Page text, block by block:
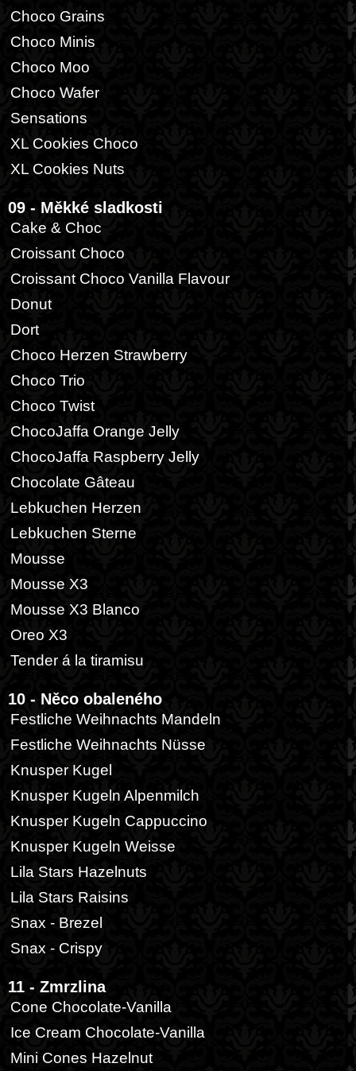
Choco Grains
Choco Minis
Choco Moo
Choco Wafer
Sensations
XL Cookies Choco
XL Cookies Nuts
09 - Měkké sladkosti
Cake & Choc
Croissant Choco
Croissant Choco Vanilla Flavour
Donut
Dort
Choco Herzen Strawberry
Choco Trio
Choco Twist
ChocoJaffa Orange Jelly
ChocoJaffa Raspberry Jelly
Chocolate Gâteau
Lebkuchen Herzen
Lebkuchen Sterne
Mousse
Mousse X3
Mousse X3 Blanco
Oreo X3
Tender á la tiramisu
10 - Něco obaleného
Festliche Weihnachts Mandeln
Festliche Weihnachts Nüsse
Knusper Kugel
Knusper Kugeln Alpenmilch
Knusper Kugeln Cappuccino
Knusper Kugeln Weisse
Lila Stars Hazelnuts
Lila Stars Raisins
Snax - Brezel
Snax - Crispy
11 - Zmrzlina
Cone Chocolate-Vanilla
Ice Cream Chocolate-Vanilla
Mini Cones Hazelnut